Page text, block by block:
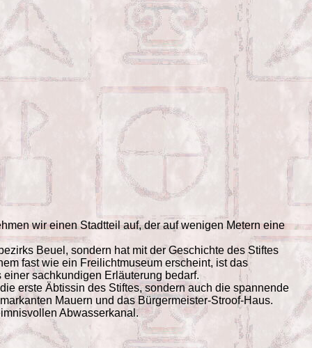
wir einen Stadtteil auf, der auf wenigen Metern eine
Beuel, sondern hat mit der Geschichte des Stiftes
fast wie ein Freilichtmuseum erscheint, ist das
sachkundigen Erläuterung bedarf.
erste Äbtissin des Stiftes, sondern auch die spannende
Mauern und das Bürgermeister-Stroof-Haus.
Abwasserkanal.